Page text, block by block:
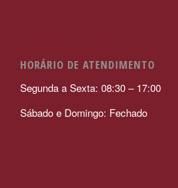
HORÁRIO DE ATENDIMENTO
Segunda a Sexta: 08:30 – 17:00
Sábado e Domingo: Fechado